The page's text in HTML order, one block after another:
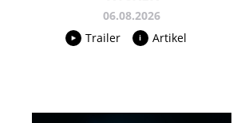
06.08.2026
Trailer
Artikel